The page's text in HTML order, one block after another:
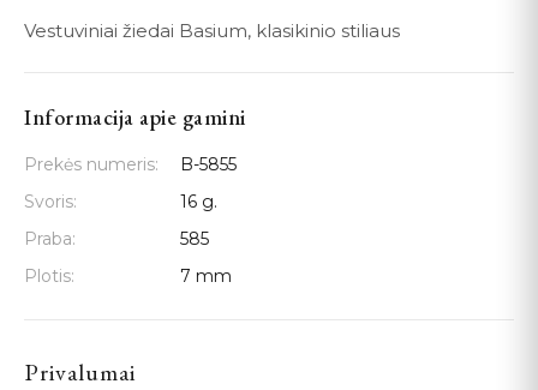
Vestuviniai žiedai Basium, klasikinio stiliaus
Informacija apie gamini
Prekės numeris:
B-5855
Svoris:
16 g.
Praba:
585
Plotis:
7 mm
Privalumai